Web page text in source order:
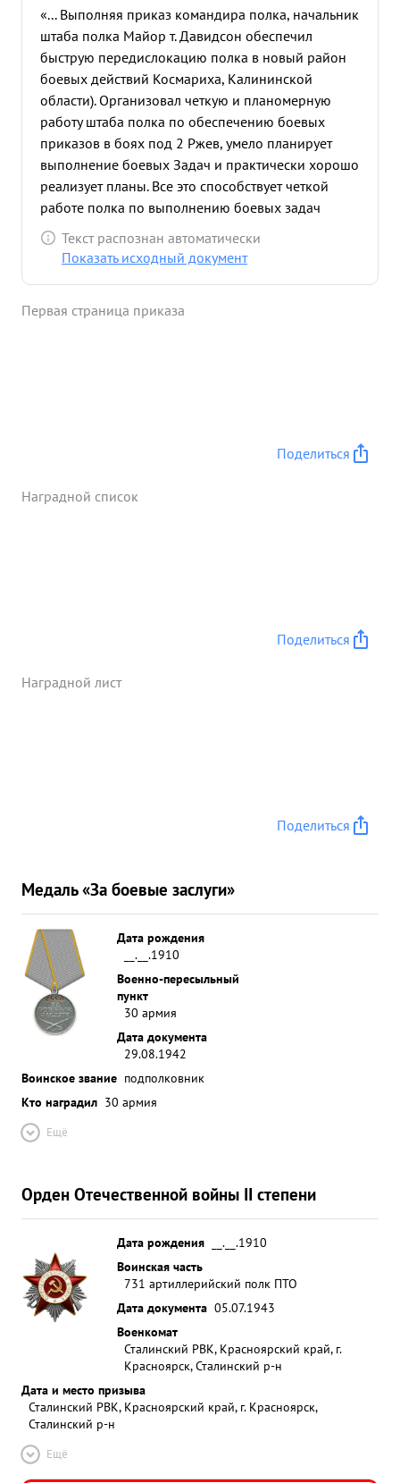
«... Выполняя приказ командира полка, начальник
штаба полка Майор т. Давидсон обеспечил
быструю передислокацию полка в новый район
боевых действий Космариха, Калининской
области). Организовал четкую и планомерную
работу штаба полка по обеспечению боевых
приказов в боях под 2 Ржев, умело планирует
выполнение боевых Задач и практически хорошо
реализует планы. Все это способствует четкой
работе полка по выполнению боевых задач
поставленных как командованием полка, так и ...»
Текст распознан автоматически
Показать исходный документ
Первая страница приказа
Поделиться
Наградной список
Поделиться
Наградной лист
Поделиться
Медаль «За боевые заслуги»
Дата рождения
__.__.1910
Военно-пересыльный
пункт
30 армия
Дата документа
29.08.1942
Воинское звание подполковник
Кто наградил 30 армия
Ещё
Орден Отечественной войны II степени
Дата рождения
__.__.1910
Воинская часть
731 артиллерийский полк ПТО
Дата документа 05.07.1943
Военкомат
Сталинский РВК, Красноярский край, г.
Красноярск, Сталинский р-н
Дата и место призыва
Сталинский РВК, Красноярский край, г. Красноярск,
Сталинский р-н
Ещё